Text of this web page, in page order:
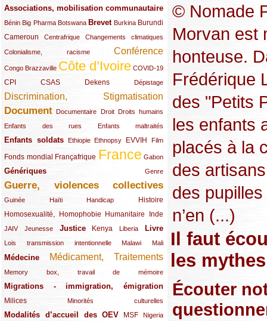
Associations, mobilisation communautaire
(65/289)
Bénin
(13/289)Big Pharma
(16/289) Botswana
(9/289) Brevet
(83/289) Burkina
(18/289) Burundi
(30/289)
Cameroun
(47/289) Centrafrique
(23/289) Changements climatiques
(10/289)
Colonialisme, racisme
(19/289) Conférence
(118/289)
Congo Brazzaville
(24/289) Côte d’Ivoire
(263/289) COVID-19
(13/289)
CPI
(48/289) CSAS
(32/289) Dekens
(29/289) Dépistage
(19/289)
Discrimination, Stigmatisation
(131/289)
Document
(145/289) Documentaire
(9/289) Droit
(20/289) Droits humains
(22/289)
Enfants des rues
(21/289) Enfants maltraités
(10/289)
Enfants soldats
(68/289) Ethiopie
(12/289) Ethnopsy
(15/289) EVVIH
(55/289) Film
(22/289)
Fonds mondial
(48/289) Françafrique
(39/289) France
(289/289) Gabon
(12/289)
Génériques
(59/289) Genre
(22/289)
Guerre, violences collectives
(149/289)
Guinée
(12/289) Haïti
(15/289) Handicap
(10/289) Histoire
(49/289)
Homosexualité, Homophobie
(44/289) Humanitaire
(47/289) Inde
(34/289)
JAIV
(10/289)Jeunesse
(21/289) Justice
(65/289) Kenya
(35/289) Liberia
(25/289) Livre
(62/289)
Lois transmission intentionnelle
(24/289) Malawi
(11/289) Mali
(21/289)
Médecine
(62/289) Médicament, Traitements
(142/289)
Memory box, travail de mémoire
(11/289)
Migrations - immigration, émigration
(67/289)
Milices
(34/289) Minorités culturelles
(15/289)
Modalités d’accueil des OEV
(58/289) MSF
(54/289) Nigeria
(27/289)
© Nomade
Morvan est
honteuse.
Frédérique
des "Petits
les enfants
placés à la
des
des
n’en (...)
Il faut
les
Écouter